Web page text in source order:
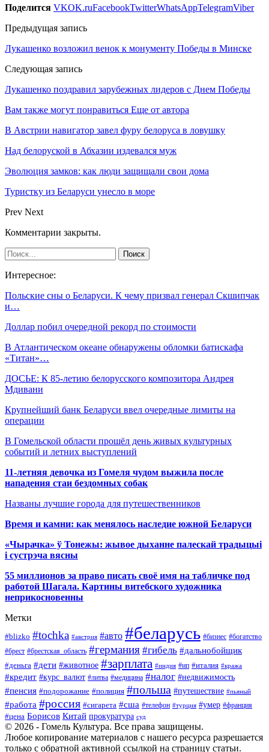
Поделится VKOK.ruFacebookTwitterWhatsAppTelegramViber
Предыдущая запись
Лукашенко возложил венок к монументу Победы в Минске
Следующая запись
Лукашенко поздравил зарубежных лидеров с Днем Победы
Вам также могут понравиться Еще от автора
В Австрии навигатор завел фуру белоруса в ловушку
Над белоруской в Абхазии издевался муж
Эволюция замков: как люди защищали свои дома
Туристку из Беларуси унесло в море
Prev Next
Комментарии закрыты.
Интересное:
Польские сны о Беларуси. К чему призвал генерал Скшипчак
и…
Доллар побил очередной рекорд по стоимости
В Атлантическом океане обнаружены обломки батискафа
«Титан»…
ДОСЬЕ: К 85-летию белорусского композитора Андрея
Мдивани
Крупнейший банк Беларуси ввел очередные лимиты на
операции
В Гомельской области прошёл день живых культурных
событий и летних выступлений
11-летняя девочка из Гомеля чудом выжила после
нападения стаи бездомных собак
Названы лучшие города для путешественников
Время и камни: как менялось наследие южной Беларуси
«Чырачка» ў Тонежы: жывое дыханне палескай традыцыі
і сустрэча вясны
55 миллионов за право писать своё имя на табличке под
работой Шагала. Картины витебского художника
неприкосновенны
Метки
#blizko #tochka #австрия #авто #беларусь #бизнес #богатство
#брест #брестская_область #германия #гибель #дальнобойщик
#деньга #дети #животное #зарплата #индия #ип #италия #кража
#кредит #курс_валют #литва #медицина #налог #недвижимость
#пенсия #подорожание #полиция #польша #путешествие #пьяный
#работа #россия #сигарета #сша #телефон #турция #умер #франция
#цена Борисов Китай прокуратура суд
© 2026 - Гомель Культура. Все права защищены.
Любое копирование материалов с нашего ресурса разрешается
только с обратной активной ссылкой на страницу статьи.